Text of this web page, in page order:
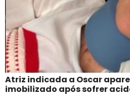
Atriz indicada a Oscar
imobilizado após sofrer